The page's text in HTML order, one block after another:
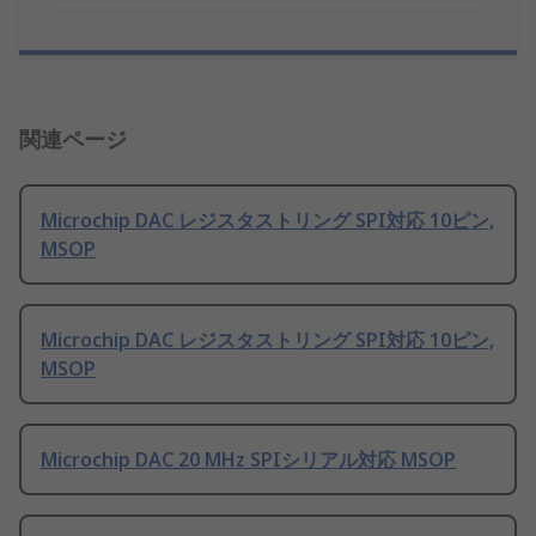
関連ページ
Microchip DAC レジスタストリング SPI対応 10ピン,
MSOP
Microchip DAC レジスタストリング SPI対応 10ピン,
MSOP
Microchip DAC 20 MHz SPIシリアル対応 MSOP